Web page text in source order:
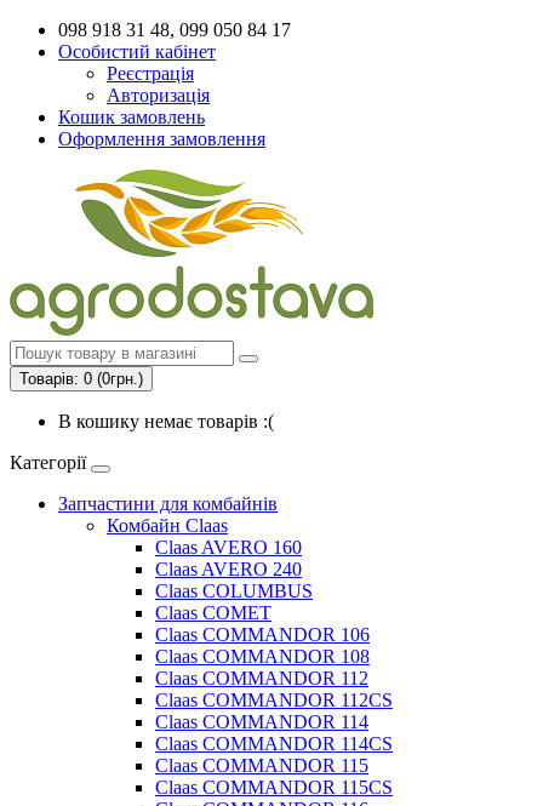
098 918 31 48, 099 050 84 17
Особистий кабінет
Реєстрація
Авторизація
Кошик замовлень
Оформлення замовлення
Товарів: 0 (0грн.)
В кошику немає товарів :(
Категорії
Запчастини для комбайнів
Комбайн Claas
Claas AVERO 160
Claas AVERO 240
Claas COLUMBUS
Claas COMET
Claas COMMANDOR 106
Claas COMMANDOR 108
Claas COMMANDOR 112
Claas COMMANDOR 112CS
Claas COMMANDOR 114
Claas COMMANDOR 114CS
Claas COMMANDOR 115
Claas COMMANDOR 115CS